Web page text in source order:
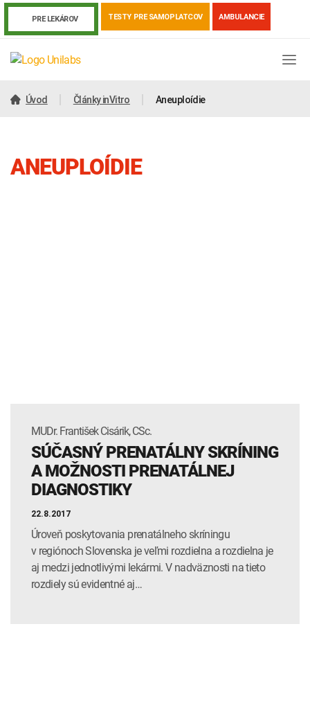
PRE LEKÁROV TESTY PRE SAMOPLATCOV AMBULANCIE
Úvod Články inVitro Aneuploídie
ANEUPLOÍDIE
MUDr. František Cisárik, CSc.
SÚČASNÝ PRENATÁLNY SKRÍNING
A MOŽNOSTI PRENATÁLNEJ
DIAGNOSTIKY
22.8.2017
Úroveň poskytovania prenatálneho skríningu
v regiónoch Slovenska je veľmi rozdielna a rozdielna je
aj medzi jednotlivými lekármi. V nadväznosti na tieto
rozdiely sú evidentné aj…